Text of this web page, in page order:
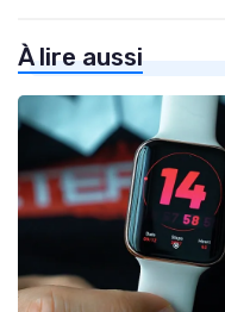
À lire aussi